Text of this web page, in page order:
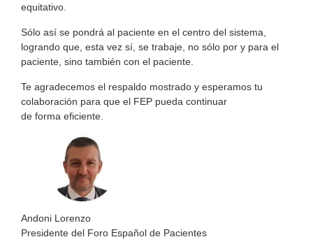
equitativo.
Sólo así se pondrá al paciente en el centro del sistema,
logrando que, esta vez sí, se trabaje, no sólo por y para el
paciente, sino también con el paciente.
Te agradecemos el respaldo mostrado y esperamos tu
colaboración para que el FEP pueda continuar
de forma eficiente.
Andoni Lorenzo
Presidente del Foro Español de Pacientes